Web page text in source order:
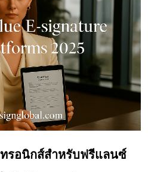
รอนิกส์สำหรับฟรีแลนซ์